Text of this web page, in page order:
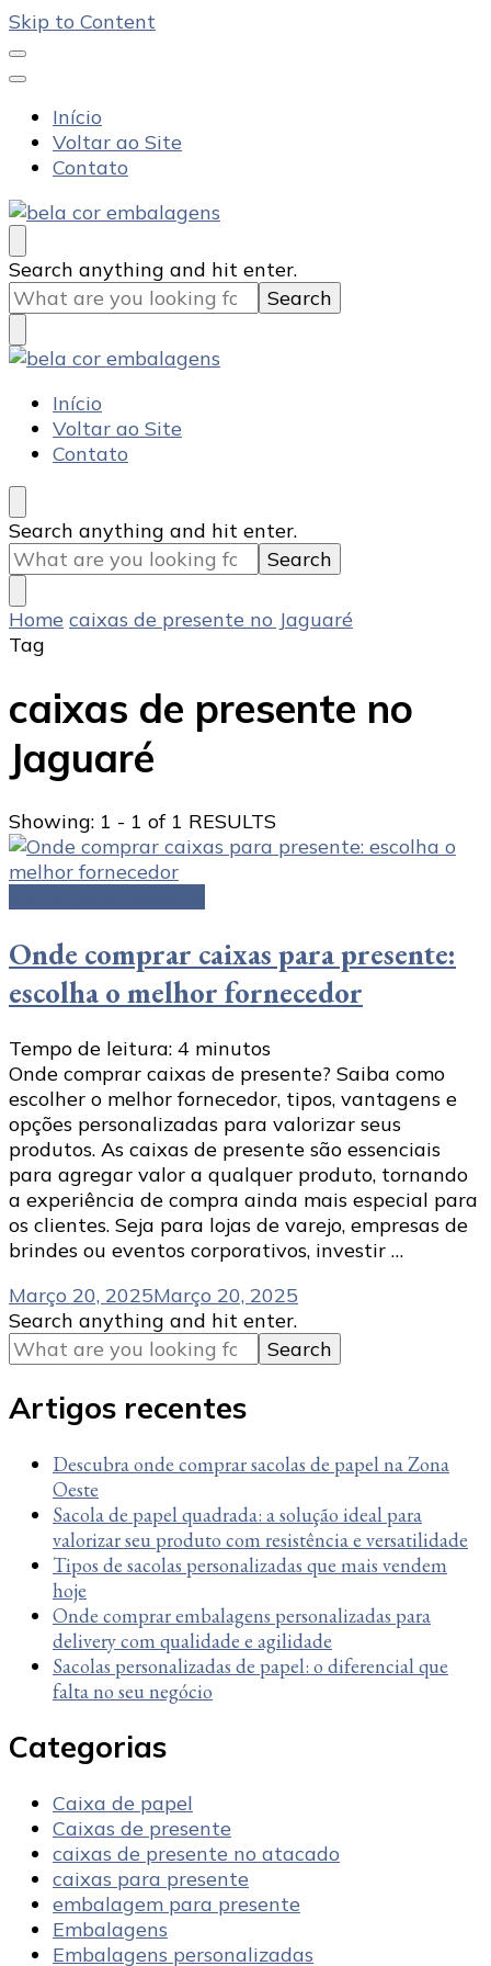
Skip to Content
Início
Voltar ao Site
Contato
Bela Cor Embalagens
Blog
Looking
for
Something?
Search anything and hit enter.
Bela Cor Embalagens
Blog
Início
Voltar ao Site
Contato
Looking
for
Something?
Search anything and hit enter.
Home caixas de presente no Jaguaré
Tag
caixas de presente no
Jaguaré
Showing: 1 - 1 of 1 RESULTS
Onde comprar caixas para presente:
escolha o melhor fornecedor
Tempo de leitura: 4 minutos
Onde comprar caixas de presente? Saiba como
escolher o melhor fornecedor, tipos, vantagens e
opções personalizadas para valorizar seus
produtos. As caixas de presente são essenciais
para agregar valor a qualquer produto, tornando
a experiência de compra ainda mais especial para
os clientes. Seja para lojas de varejo, empresas de
brindes ou eventos corporativos, investir …
Março 20, 2025Março 20, 2025
Looking
for
Something?
Search anything and hit enter.
Artigos recentes
Descubra onde comprar sacolas de papel na Zona
Oeste
Sacola de papel quadrada: a solução ideal para
valorizar seu produto com resistência e versatilidade
Tipos de sacolas personalizadas que mais vendem
hoje
Onde comprar embalagens personalizadas para
delivery com qualidade e agilidade
Sacolas personalizadas de papel: o diferencial que
falta no seu negócio
Categorias
Caixa de papel
Caixas de presente
caixas de presente no atacado
caixas para presente
embalagem para presente
Embalagens
Embalagens personalizadas